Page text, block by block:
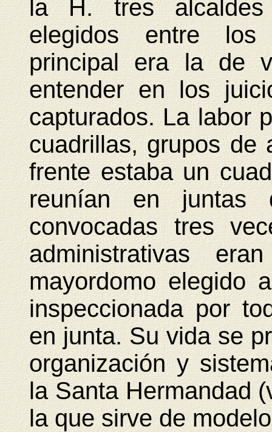
la H. tres alcaldes
elegidos entre los
principal era la de
entender en los
capturados. La labor
cuadrillas, grupos de
frente estaba un
reunían en juntas
convocadas tres
administrativas
mayordomo elegido
inspeccionada por
en junta. Su vida se
organización y
la Santa Hermandad
la que sirve de